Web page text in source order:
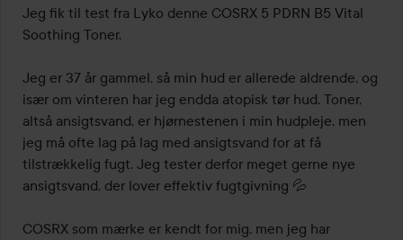
ud
af
Jeg fik til test fra Lyko denne COSRX 5 PDRN B5 Vital
Soothing Toner.
Jeg er 37 år gammel, så min hud er allerede aldrende, og
især om vinteren har jeg endda atopisk tør hud. Toner,
altså ansigtsvand, er hjørnestenen i min hudpleje, men
jeg må ofte lag på lag med ansigtsvand for at få
tilstrækkelig fugt. Jeg tester derfor meget gerne nye
ansigtsvand, der lover effektiv fugtgivning 💦
COSRX som mærke er kendt for mig, men jeg har